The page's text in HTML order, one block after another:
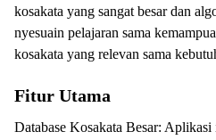
kosakata yang sangat besar dan
nyesuain pelajaran sama
kosakata yang relevan sama
Fitur Utama
Database Kosakata Besar: